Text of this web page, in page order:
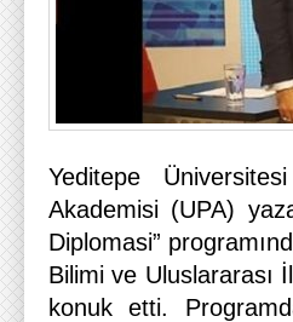
Yeditepe
Akademisi (UPA)
Diplomasi”
Bilimi ve Uluslararası
konuk etti.